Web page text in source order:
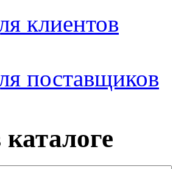
клиентов
поставщиков